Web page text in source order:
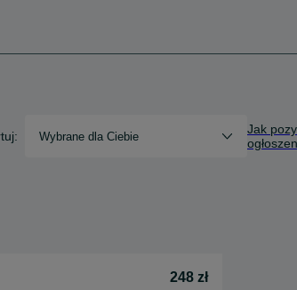
Wybrane dla Ciebie
Jak
248 zł